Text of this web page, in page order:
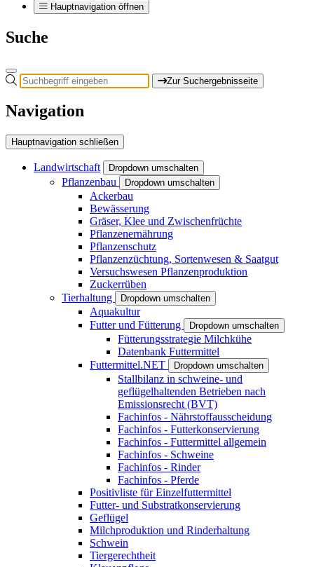
Hauptnavigation öffnen
Suche
Zur Suchergebnisseite
Navigation
Hauptnavigation schließen
Landwirtschaft Dropdown umschalten
Pflanzenbau Dropdown umschalten
Ackerbau
Bewässerung
Gräser, Klee und Zwischenfrüchte
Pflanzenernährung
Pflanzenschutz
Pflanzenzüchtung, Sortenwesen & Saatgut
Versuchswesen Pflanzenproduktion
Zuckerrüben
Tierhaltung
Dropdown umschalten
Aquakultur
Futter und Fütterung
Dropdown umschalten
Fütterungsstrategie Milchkühe
Datenbank Futtermittel
Futtermittel.NET
Dropdown umschalten
Stallbilanz in schweine- und
geflügelhaltenden Betrieben nach
Emissionsrecht (BVT)
Fachinfos - Nährstoffausscheidung
Fachinfos - Futterkonservierung
Fachinfos - Futtermittel allgemein
Fachinfos - Schweine
Fachinfos - Rinder
Fachinfos - Pferde
Positivliste für Einzelfuttermittel
Futter- und Substratkonservierung
Geflügel
Milchproduktion und Rinderhaltung
Schwein
Tiergerechtheit